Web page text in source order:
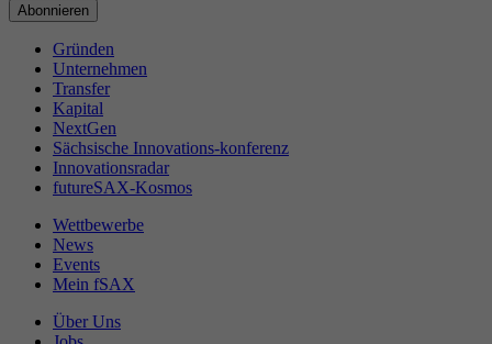
Gründen
Unternehmen
Transfer
Kapital
NextGen
Sächsische Innovations-konferenz
Innovationsradar
futureSAX-Kosmos
Wettbewerbe
News
Events
Mein fSAX
Über Uns